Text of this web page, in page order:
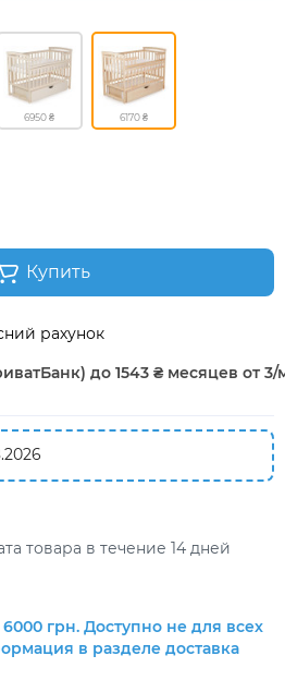
6950 ₴ 6170 ₴
Купить
рахунок
до 1543 ₴ месяцев от 3/
товара в течение 14 дней
6000 грн. Доступно не для всех
в разделе доставка